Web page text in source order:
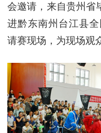
会邀请，来自贵州省
进黔东南州台江县全
请赛现场，为现场观